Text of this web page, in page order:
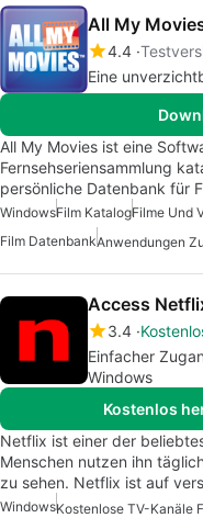
All My
4.4
Eine
All My Movies ist eine
Fernsehseriensammlung
persönliche Datenbank für
WindowsFilm KatalogFilme Und
Film Datenbank
Access
3.4
Einfacher
Windows
Kostenlos
Netflix ist einer der
Menschen nutzen ihn
zu sehen. Netflix ist auf
Windows